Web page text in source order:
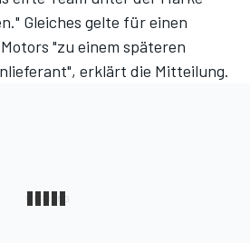
Gleiches gelte für einen
"zu einem späteren
erklärt die Mitteilung.